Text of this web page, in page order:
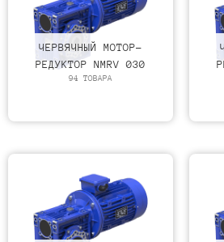
ЧЕРВЯЧНЫЙ МОТОР-
РЕДУКТОР NMRV 030
94 ТОВАРА